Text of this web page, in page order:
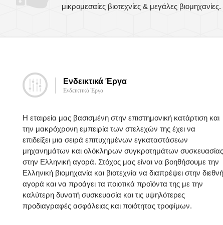
μικρομεσαίες βιοτεχνίες & μεγάλες βιομηχανίες.
Ενδεικτικά Έργα
Ενδεικτικά Έργα
Η εταιρεία μας βασισμένη στην επιστημονική κατάρτιση και
την μακρόχρονη εμπειρία των στελεχών της έχει να
επιδείξει μια σειρά επιτυχημένων εγκαταστάσεων
μηχανημάτων και ολόκληρων συγκροτημάτων συσκευασίας
στην Ελληνική αγορά. Στόχος μας είναι να βοηθήσουμε την
Ελληνική βιομηχανία και βιοτεχνία να διαπρέψει στην διεθνή
αγορά και να προάγει τα ποιοτικά προϊόντα της με την
καλύτερη δυνατή συσκευασία και τις υψηλότερες
προδιαγραφές ασφάλειας και ποιότητας τροφίμων.